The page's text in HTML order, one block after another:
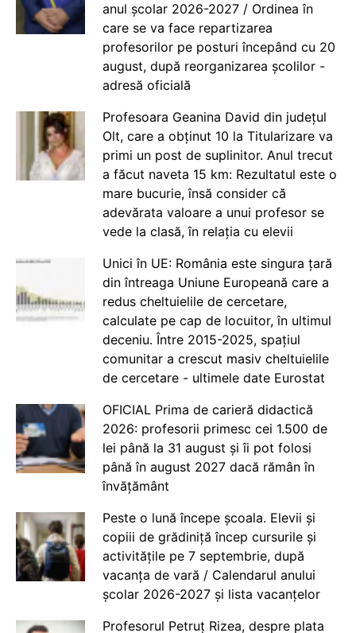
anul școlar 2026-2027 / Ordinea în
care se va face repartizarea
profesorilor pe posturi începând cu 20
august, după reorganizarea școlilor -
adresă oficială
Profesoara Geanina David din județul
Olt, care a obținut 10 la Titularizare va
primi un post de suplinitor. Anul trecut
a făcut naveta 15 km: Rezultatul este o
mare bucurie, însă consider că
adevărata valoare a unui profesor se
vede la clasă, în relația cu elevii
Unici în UE: România este singura țară
din întreaga Uniune Europeană care a
redus cheltuielile de cercetare,
calculate pe cap de locuitor, în ultimul
deceniu. Între 2015-2025, spațiul
comunitar a crescut masiv cheltuielile
de cercetare - ultimele date Eurostat
OFICIAL Prima de carieră didactică
2026: profesorii primesc cei 1.500 de
lei până la 31 august și îi pot folosi
până în august 2027 dacă rămân în
învățământ
Peste o lună începe școala. Elevii și
copiii de grădiniță încep cursurile și
activitățile pe 7 septembrie, după
vacanța de vară / Calendarul anului
școlar 2026-2027 și lista vacanțelor
Profesorul Petruț Rizea, despre plata